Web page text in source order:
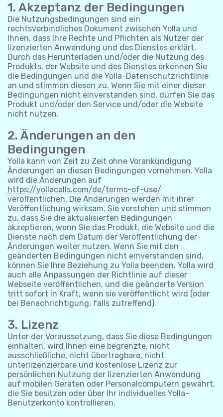
1. Akzeptanz der Bedingungen
Die Nutzungsbedingungen sind ein
rechtsverbindliches Dokument zwischen Yolla und
Ihnen, dass Ihre Rechte und Pflichten als Nutzer der
lizenzierten Anwendung und des Dienstes erklärt.
Durch das Herunterladen und/oder die Nutzung des
Produkts, der Website und des Dienstes erkennen Sie
die Bedingungen und die Yolla-Datenschutzrichtlinie
an und stimmen diesen zu. Wenn Sie mit einer dieser
Bedingungen nicht einverstanden sind, dürfen Sie das
Produkt und/oder den Service und/oder die Website
nicht nutzen.
2. Änderungen an den
Bedingungen
Yolla kann von Zeit zu Zeit ohne Vorankündigung
Änderungen an diesen Bedingungen vornehmen. Yolla
wird die Änderungen auf
https://yollacalls.com/de/terms-of-use/
veröffentlichen. Die Änderungen werden mit ihrer
Veröffentlichung wirksam. Sie verstehen und stimmen
zu, dass Sie die aktualisierten Bedingungen
akzeptieren, wenn Sie das Produkt, die Website und die
Dienste nach dem Datum der Veröffentlichung der
Änderungen weiter nutzen. Wenn Sie mit den
geänderten Bedingungen nicht einverstanden sind,
können Sie Ihre Beziehung zu Yolla beenden. Yolla wird
auch alle Anpassungen der Richtlinie auf dieser
Webseite veröffentlichen, und die geänderte Version
tritt sofort in Kraft, wenn sie veröffentlicht wird (oder
bei Benachrichtigung, falls zutreffend).
3. Lizenz
Unter der Voraussetzung, dass Sie diese Bedingungen
einhalten, wird Ihnen eine begrenzte, nicht
ausschließliche, nicht übertragbare, nicht
unterlizenzierbare und kostenlose Lizenz zur
persönlichen Nutzung der lizenzierten Anwendung
auf mobilen Geräten oder Personalcomputern gewährt,
die Sie besitzen oder über Ihr individuelles Yolla-
Benutzerkonto kontrollieren.